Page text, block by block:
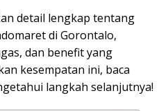
detail lengkap tentang
di Gorontalo,
dan benefit yang
kesempatan ini, baca
langkah selanjutnya!